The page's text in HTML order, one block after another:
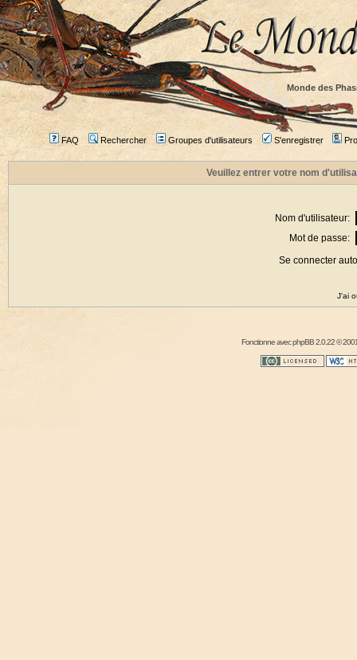
Monde des
FAQ Rechercher Groupes d'utilisateurs S'enregistrer
Veuillez entrer votre nom
Nom d'utilisateur:
Mot de passe:
Se connecter
J'ai
Fonctionne avecphpBB2.0.22 ©